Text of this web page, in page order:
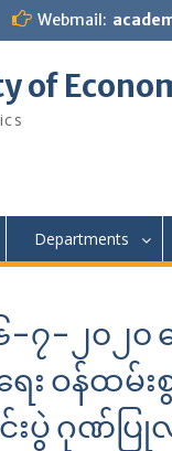
Webmail:
of
Departments
-၇-၂၀၂၀
ေး ဝန်ထ
းပွဲ ဂုဏ်ပ